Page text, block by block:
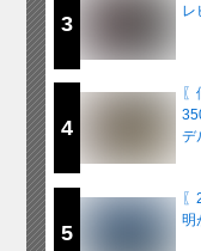
3
レ
4
デ
5
明